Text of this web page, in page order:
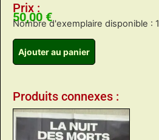
Prix :
50,00 €
Nombre d'exemplaire disponible : 1
Ajouter au panier
Produits connexes :